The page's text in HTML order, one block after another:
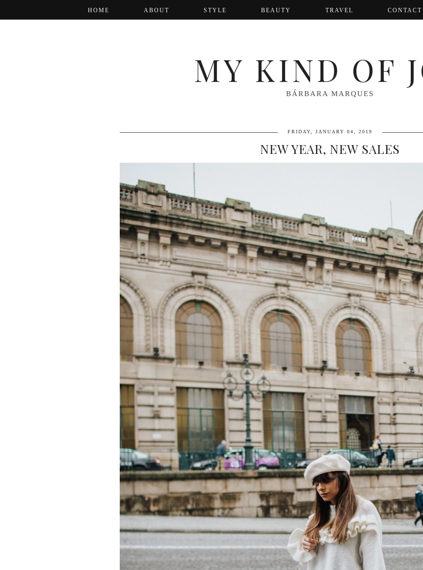
HOME ABOUT STYLE BEAUTY TRAVEL CONTACT
MY KIND OF
BÁRBARA MARQUES
FRIDAY, JANUARY 04, 2019
NEW YEAR, NEW SALES